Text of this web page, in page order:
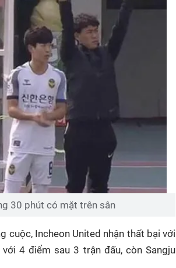
30 phút có mặt trên sân
cuộc, Incheon United nhận thất bại với
4 điểm sau 3 trận đấu, còn Sangju